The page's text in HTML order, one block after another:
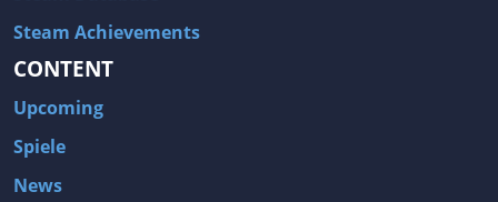
Steam Achievements
CONTENT
Upcoming
Spiele
News